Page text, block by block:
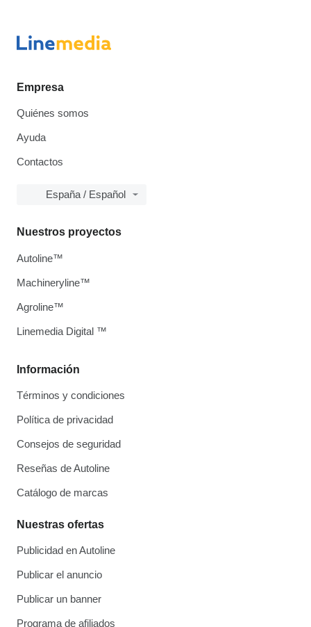
Empresa
Quiénes somos
Ayuda
Contactos
España / Español
Información
Términos y condiciones
Política de privacidad
Consejos de seguridad
Reseñas de Autoline
Catálogo de marcas
Nuestras ofertas
Publicidad en Autoline
Publicar el anuncio
Publicar un banner
Programa de afiliados
Nuestros proyectos
Autoline™
Machineryline™
Agroline™
Linemedia Digital ™